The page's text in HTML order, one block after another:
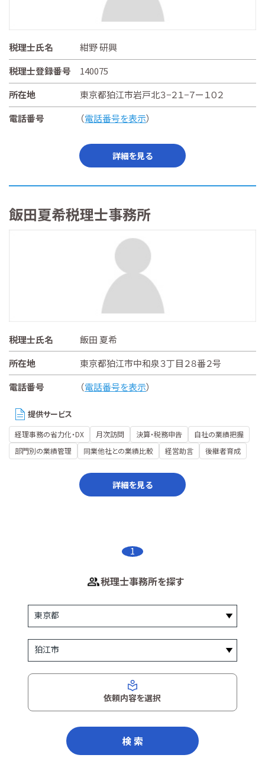
税理士氏名
紺野 研興
税理士登録番号
140075
所在地
東京都狛江市岩戸北３−２１−７ー１０２
電話番号
（電話番号を表示）
詳細を見る
飯田夏希税理士事務所
税理士氏名
飯田 夏希
所在地
東京都狛江市中和泉３丁目２８番２号
電話番号
（電話番号を表示）
提供サービス
経理事務の省力化・DX 月次訪問 決算・税務申告
自社の業績把握
部門別の業績管理
同業他社との業績比較 経営助言 後継者育成
詳細を見る
1
税理士事務所を探す
依頼内容を選択
検 索